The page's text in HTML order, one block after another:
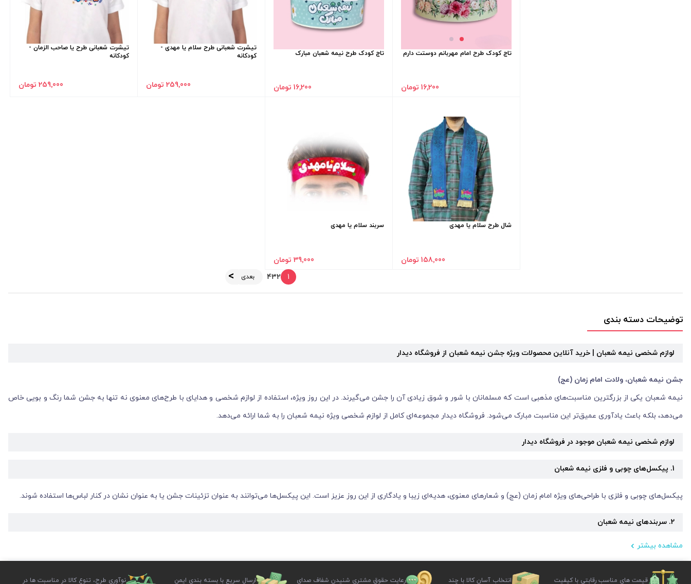
تاج کودک طرح امام مهربانم دوستت دارم
16٬200 تومان
تاج کودک طرح نیمه شعبان مبارک
16٬200 تومان
تیشرت شعبانی طرح سلام یا مهدی -
کودکانه
259٬000 تومان
تیشرت شعبانی طرح یا صاحب الزمان -
کودکانه
259٬000 تومان
شال طرح سلام یا مهدی
158٬000 تومان
سربند سلام یا مهدی
39٬000 تومان
1
2
3
4 بعدی
توضیحات دسته بندی
لوازم شخصی نیمه شعبان | خرید آنلاین محصولات ویژه جشن نیمه شعبان از فروشگاه دیدار
جشن نیمه شعبان، ولادت امام زمان (عج)
نیمه شعبان یکی از بزرگترین مناسبت‌های مذهبی است که مسلمانان با شور و شوق زیادی آن را جشن می‌گیرند. در این روز ویژه، استفاده از لوازم شخصی و هدایای با طرح‌های معنوی نه تنها به جشن شما رنگ و بویی خاص
می‌دهد، بلکه باعث یادآوری عمیق‌تر این مناسبت مبارک می‌شود. فروشگاه دیدار مجموعه‌ای کامل از لوازم شخصی ویژه نیمه شعبان را به شما ارائه می‌دهد.
لوازم شخصی نیمه شعبان موجود در فروشگاه دیدار
1. پیکسل‌های چوبی و فلزی نیمه شعبان
پیکسل‌های چوبی و فلزی با طراحی‌های ویژه امام زمان (عج) و شعارهای معنوی، هدیه‌ای زیبا و یادگاری از این روز عزیز است. این پیکسل‌ها می‌توانند به عنوان تزئینات جشن یا به عنوان نشان در کنار لباس‌ها استفاده شوند.
2. سربندهای نیمه شعبان
سربندهای با طرح‌های جذاب و مناسبتی نیمه شعبان، از جمله ملزومات مهم در جشن‌های این روز بزرگ هستند. این سربندها با جنس‌های مختلف و طراحی‌های خاص امام عصر (عج) به زیبایی شما افزوده و حال و هوای جشن را
مشاهده بیشتر
قیمت های مناسب رقابتی با کیفیت انتخاب آسان کالا با چند رعایت حقوق مشتری شنیدن شفاف صدای ارسال سریع با بسته بندی ایمن نوآوری طرح، تنوع کالا در مناسبت ها در